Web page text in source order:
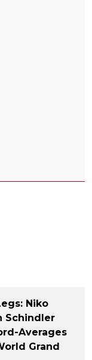
Niko
Schindler
Averages
Grand